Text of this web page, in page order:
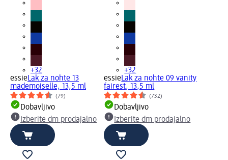
+32
essieLak za nohte 13
mademoiselle, 13,5 ml
(79)
Dobavljivo
Izberite dm prodajalno
+32
essieLak za nohte 09 vanity
fairest, 13,5 ml
(732)
Dobavljivo
Izberite dm prodajalno